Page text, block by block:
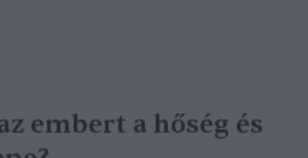
embert a hőség és